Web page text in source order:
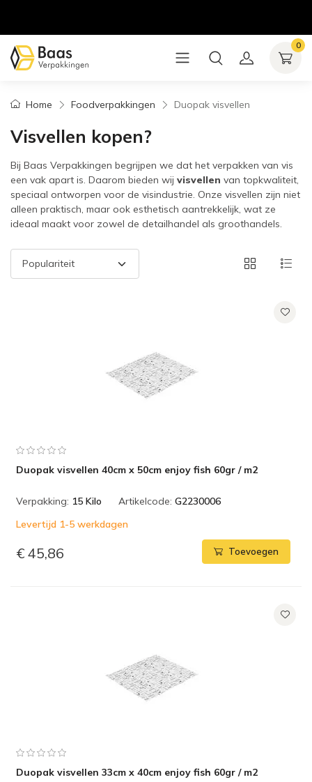
0
Home Foodverpakkingen Duopak visvellen
Visvellen kopen?
Bij Baas Verpakkingen begrijpen we dat het verpakken van vis
een vak apart is. Daarom bieden wij visvellen van topkwaliteit,
speciaal ontworpen voor de visindustrie. Onze visvellen zijn niet
alleen praktisch, maar ook esthetisch aantrekkelijk, wat ze
ideaal maakt voor zowel de detailhandel als groothandels.
Duopak visvellen 40cm x 50cm enjoy fish 60gr / m2
Verpakking: 15 Kilo Artikelcode: G2230006
Levertijd 1-5 werkdagen
€ 45,86 Toevoegen
Duopak visvellen 33cm x 40cm enjoy fish 60gr / m2